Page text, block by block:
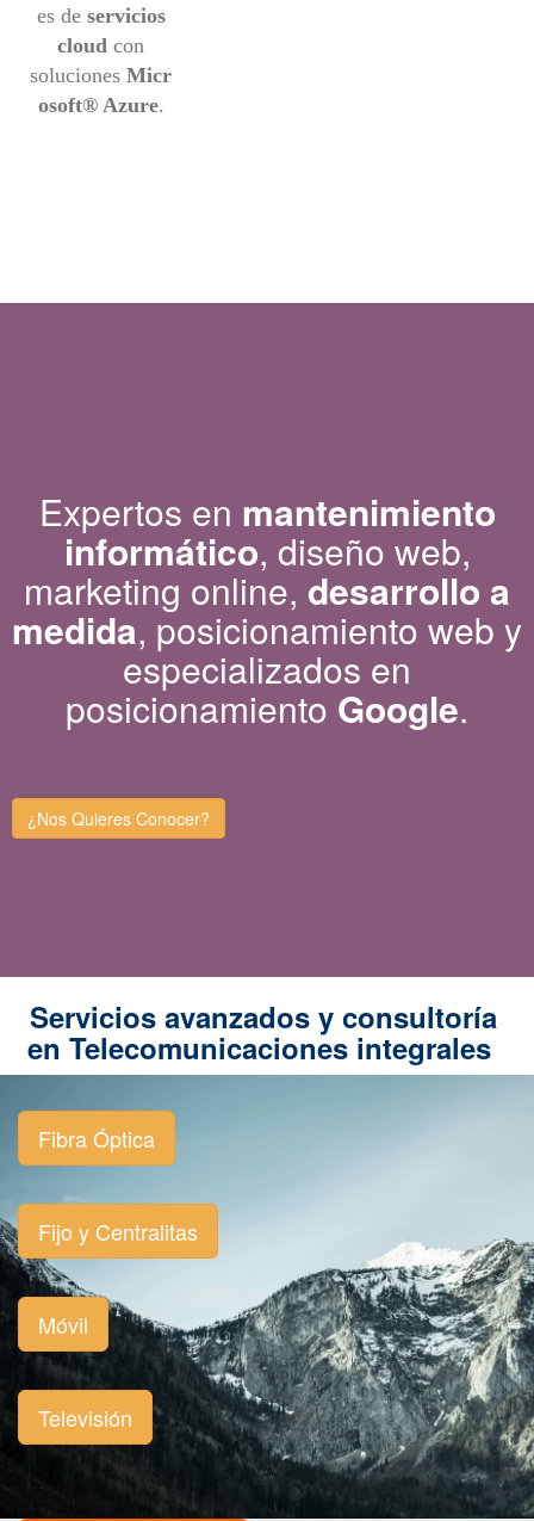
es de servicios
cloud con
solucionesMicr
osoft® Azure.
Expertos en mantenimiento
informático, diseño web,
marketing online, desarrollo a
medida, posicionamiento web y
especializados en
posicionamiento Google.
¿Nos Quieres Conocer?
Servicios avanzados y consultoría
en Telecomunicaciones integrales
Fibra Óptica
Fijo y Centralitas
Móvil
Televisión